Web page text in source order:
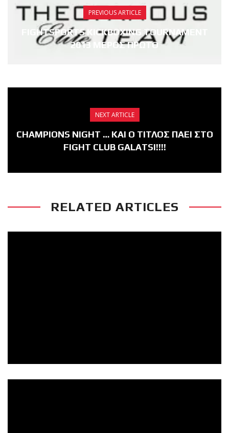
PREVIOUS ARTICLE
FIGHTSPORTS KICKBOXING TOURNAMENT
2013 ΜΕΡΟΣ ΠΡΩΤΟ
NEXT ARTICLE
CHAMPIONS NIGHT … ΚΑΙ Ο ΤΙΤΛΟΣ ΠΑΕΙ ΣΤΟ
FIGHT CLUB GALATSI!!!!
RELATED ARTICLES